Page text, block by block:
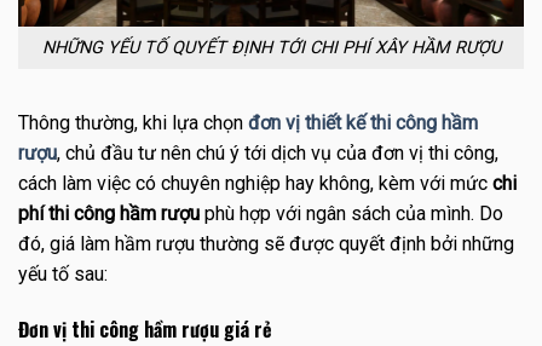
NHỮNG YẾU TỐ QUYẾT ĐỊNH TỚI CHI PHÍ XÂY HẦM RƯỢU
Thông thường, khi lựa chọn đơn vị thiết kế thi công hầm
rượu, chủ đầu tư nên chú ý tới dịch vụ của đơn vị thi công,
cách làm việc có chuyên nghiệp hay không, kèm với mức chi
phí thi công hầm rượu phù hợp với ngân sách của mình. Do
đó, giá làm hầm rượu thường sẽ được quyết định bởi những
yếu tố sau:
Đơn vị thi công hầm rượu giá rẻ